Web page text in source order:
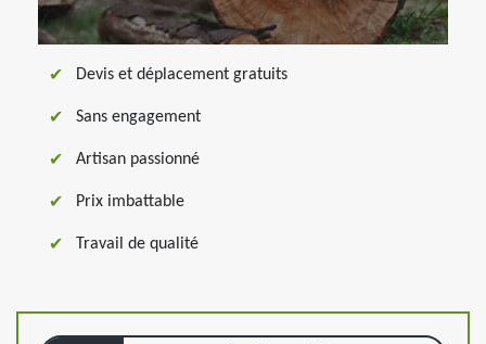
Devis et déplacement gratuits
Sans engagement
Artisan passionné
Prix imbattable
Travail de qualité